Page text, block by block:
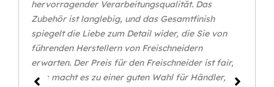
hervorragender Verarbeitungsqualität. Das
Zubehör ist langlebig, und das Gesamtfinish
spiegelt die Liebe zum Detail wider, die Sie von
führenden Herstellern von Freischneidern
erwarten. Der Preis für den Freischneider ist fair,
Dies macht es zu einer guten Wahl für Händler, die